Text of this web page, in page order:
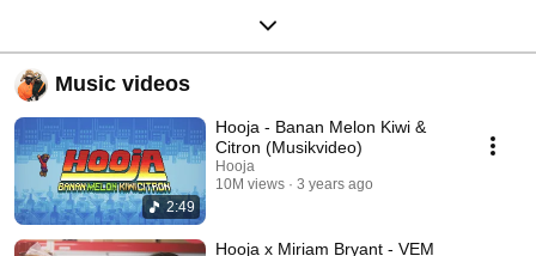
Music videos
2:49
Hooja - Banan Melon Kiwi &
Citron (Musikvideo)
Hooja
10M views
3 years ago
Hooja x Miriam Bryant - VEM